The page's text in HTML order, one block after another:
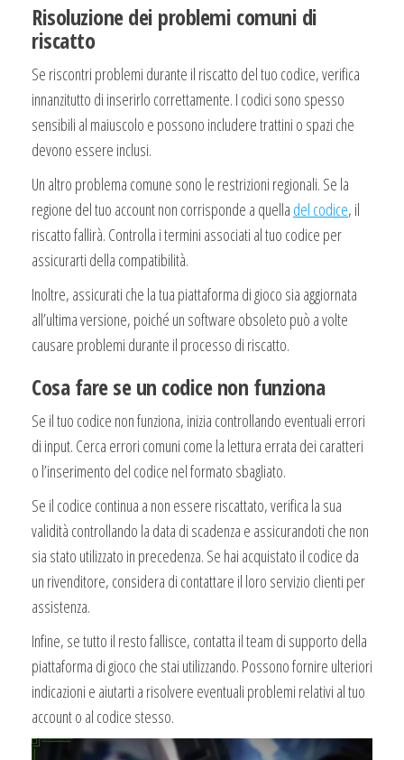
Risoluzione dei problemi comuni di
riscatto
Se riscontri problemi durante il riscatto del tuo codice, verifica
innanzitutto di inserirlo correttamente. I codici sono spesso
sensibili al maiuscolo e possono includere trattini o spazi che
devono essere inclusi.
Un altro problema comune sono le restrizioni regionali. Se la
regione del tuo account non corrisponde a quella del codice, il
riscatto fallirà. Controlla i termini associati al tuo codice per
assicurarti della compatibilità.
Inoltre, assicurati che la tua piattaforma di gioco sia aggiornata
all’ultima versione, poiché un software obsoleto può a volte
causare problemi durante il processo di riscatto.
Cosa fare se un codice non funziona
Se il tuo codice non funziona, inizia controllando eventuali errori
di input. Cerca errori comuni come la lettura errata dei caratteri
o l’inserimento del codice nel formato sbagliato.
Se il codice continua a non essere riscattato, verifica la sua
validità controllando la data di scadenza e assicurandoti che non
sia stato utilizzato in precedenza. Se hai acquistato il codice da
un rivenditore, considera di contattare il loro servizio clienti per
assistenza.
Infine, se tutto il resto fallisce, contatta il team di supporto della
piattaforma di gioco che stai utilizzando. Possono fornire ulteriori
indicazioni e aiutarti a risolvere eventuali problemi relativi al tuo
account o al codice stesso.